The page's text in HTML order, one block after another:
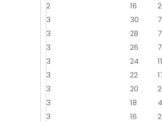
2
16
3
30
3
28
3
26
3
24
3
22
3
20
3
18
3
16